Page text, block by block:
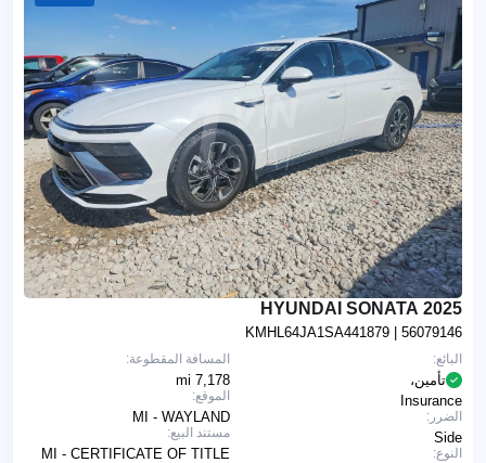
2025 HYUNDAI SONATA
KMHL64JA1SA441879 | 56079146
المسافة المقطوعة:
7,178 mi
الموقع:
MI - WAYLAND
مستند البيع:
MI - CERTIFICATE OF TITLE
البائع:
تأمين،
Insurance
الضرر:
Side
النوع: